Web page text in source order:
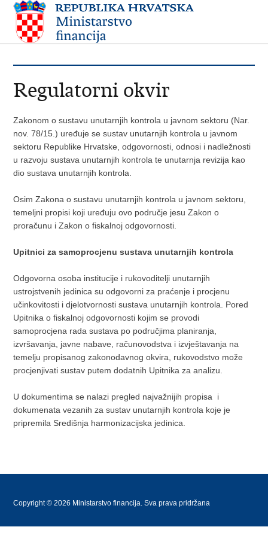
Regulatorni okvir
Zakonom o sustavu unutarnjih kontrola u javnom sektoru (Nar.
nov. 78/15.) uređuje se sustav unutarnjih kontrola u javnom
sektoru Republike Hrvatske, odgovornosti, odnosi i nadležnosti
u razvoju sustava unutarnjih kontrola te unutarnja revizija kao
dio sustava unutarnjih kontrola.
Osim Zakona o sustavu unutarnjih kontrola u javnom sektoru,
temeljni propisi koji uređuju ovo područje jesu Zakon o
proračunu i Zakon o fiskalnoj odgovornosti.
Upitnici za samoprocjenu sustava unutarnjih kontrola
Odgovorna osoba institucije i rukovoditelji unutarnjih
ustrojstvenih jedinica su odgovorni za praćenje i procjenu
učinkovitosti i djelotvornosti sustava unutarnjih kontrola. Pored
Upitnika o fiskalnoj odgovornosti kojim se provodi
samoprocjena rada sustava po područjima planiranja,
izvršavanja, javne nabave, računovodstva i izvještavanja na
temelju propisanog zakonodavnog okvira, rukovodstvo može
procjenjivati sustav putem dodatnih Upitnika za analizu.
U dokumentima se nalazi pregled najvažnijih propisa i
dokumenata vezanih za sustav unutarnjih kontrola koje je
pripremila Središnja harmonizacijska jedinica.
Copyright © 2026 Ministarstvo financija. Sva prava pridržana